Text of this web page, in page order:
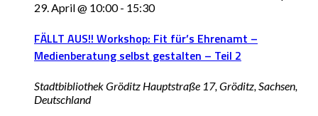
29. April @ 10:00- 15:30
FÄLLT AUS!! Workshop: Fit für’s Ehrenamt –
Medienberatung selbst gestalten – Teil 2
Stadtbibliothek Gröditz Hauptstraße 17, Gröditz, Sachsen,
Deutschland